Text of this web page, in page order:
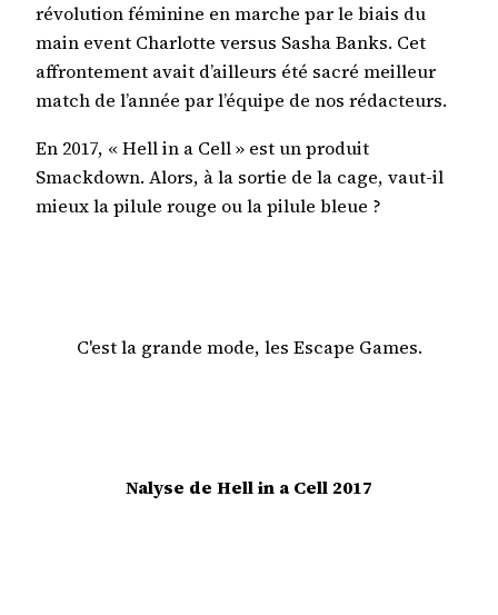
révolution féminine en marche par le biais du
main event Charlotte versus Sasha Banks. Cet
affrontement avait d’ailleurs été sacré meilleur
match de l’année par l’équipe de nos rédacteurs.
En 2017, « Hell in a Cell » est un produit
Smackdown. Alors, à la sortie de la cage, vaut-il
mieux la pilule rouge ou la pilule bleue ?
C'est la grande mode, les Escape Games.
Nalyse de Hell in a Cell 2017